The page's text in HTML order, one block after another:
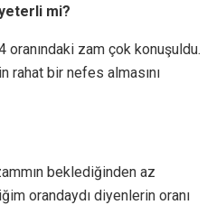
mi?
oranındaki zam çok konuşuldu.
rahat bir nefes almasını
beklediğinden az
orandaydı diyenlerin oranı